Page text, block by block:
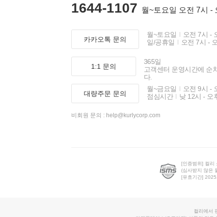
1644-1107 월~토요일 오전 7시 -
카카오톡 문의
월~토요일
오전 7시 -
일/공휴일
오전 7시 -
1:1 문의
365일
고객센터 운영시간에 순
다.
대량주문 문의
월~금요일
오전 9시 -
점심시간
낮 12시 - 오
비회원 문의 : help@kurlycorp.com
[인증범위] 컬리
(심사받지 않은
[유효기간]
컬리에서